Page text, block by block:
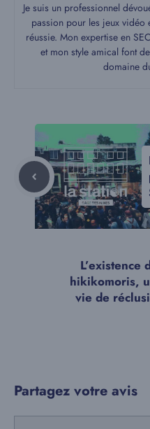
Je suis un professionnel
passion pour les jeux vidéo
réussie. Mon expertise en
et mon style amical font
domaine
L’existence
hikikomoris,
vie de
Partagez votre avis